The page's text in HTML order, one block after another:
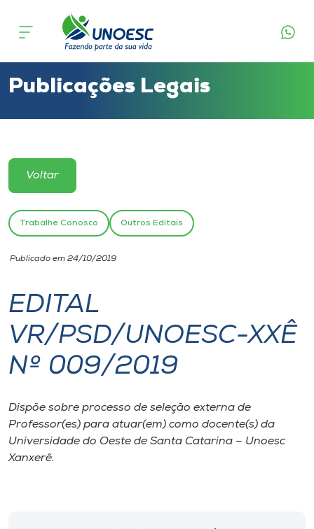
Cursos
Atendimento ao Estudante
Portal de Ensino
Unoesc
Internacionalização
I.nova
Cultura
Publicações Legais
Voltar
Trabalhe Conosco Outros Editais
Publicado em 24/10/2019
EDITAL
VR/PSD/UNOESC-XXÊ
Nº 009/2019
Dispõe sobre processo de seleção externa de
Professor(es) para atuar(em) como docente(s) da
Universidade do Oeste de Santa Catarina – Unoesc
Xanxerê.